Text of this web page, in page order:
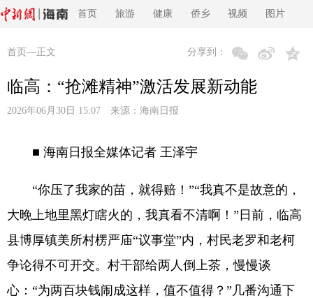
首页 旅游 健康 侨乡 视频 图片
首页 —正文 分享到：
临高：“抢滩精神”激活发展新动能
2026年06月30日 15:07 来源： 海南日报
■ 海南日报全媒体记者 王泽宇
“你压了我家的苗，就得赔！”“我真不是故意的，
大晚上地里黑灯瞎火的，我真看不清啊！”日前，临高
县博厚镇美所村楞严庙“议事堂”内，村民老罗和老柯
争论得不可开交。村干部给两人倒上茶，慢慢谈
心：“为两百块钱闹成这样，值不值得？”几番沟通下